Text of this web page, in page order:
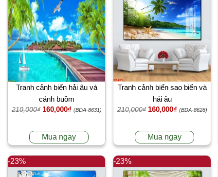
Tranh cảnh biển hải âu và
cánh buồm
210,000₫ 160,000₫ (BDA-8631)
Mua ngay
Tranh cảnh biển sao biển và
hải âu
210,000₫ 160,000₫ (BDA-8628)
Mua ngay
-23% -23%